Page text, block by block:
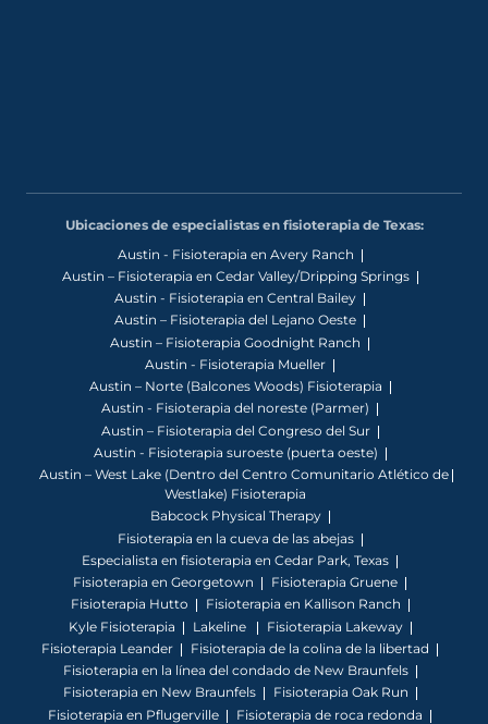
Ubicaciones de especialistas en fisioterapia de Texas:
Austin - Fisioterapia en Avery Ranch
Austin – Fisioterapia en Cedar Valley/Dripping Springs
Austin - Fisioterapia en Central Bailey
Austin – Fisioterapia del Lejano Oeste
Austin – Fisioterapia Goodnight Ranch
Austin - Fisioterapia Mueller
Austin – Norte (Balcones Woods) Fisioterapia
Austin - Fisioterapia del noreste (Parmer)
Austin – Fisioterapia del Congreso del Sur
Austin - Fisioterapia suroeste (puerta oeste)
Austin – West Lake (Dentro del Centro Comunitario Atlético de
Westlake) Fisioterapia
Babcock Physical Therapy
Fisioterapia en la cueva de las abejas
Especialista en fisioterapia en Cedar Park, Texas
Fisioterapia en Georgetown
Fisioterapia Gruene
Fisioterapia Hutto
Fisioterapia en Kallison Ranch
Kyle Fisioterapia
Lakeline
Fisioterapia Lakeway
Fisioterapia Leander
Fisioterapia de la colina de la libertad
Fisioterapia en la línea del condado de New Braunfels
Fisioterapia en New Braunfels
Fisioterapia Oak Run
Fisioterapia en Pflugerville
Fisioterapia de roca redonda